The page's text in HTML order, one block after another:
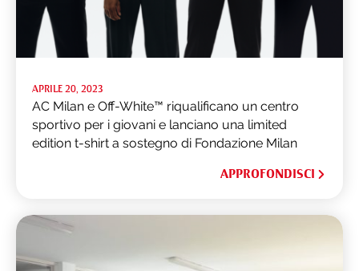
APRILE 20, 2023
AC Milan e Off-White™ riqualificano un centro
sportivo per i giovani e lanciano una limited
edition t-shirt a sostegno di Fondazione Milan
APPROFONDISCI